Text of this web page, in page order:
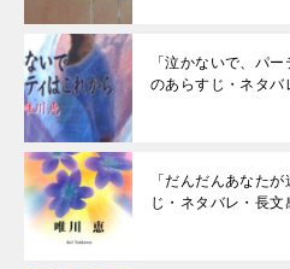
「泣かないで、パ
のあらすじ・ネタバ
「だんだんあなた
じ・ネタバレ・長文